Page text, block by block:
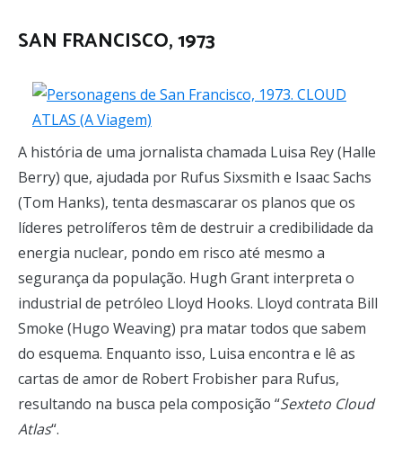
SAN FRANCISCO, 1973
A história de uma jornalista chamada Luisa Rey (Halle
Berry) que, ajudada por Rufus Sixsmith e Isaac Sachs
(Tom Hanks), tenta desmascarar os planos que os
líderes petrolíferos têm de destruir a credibilidade da
energia nuclear, pondo em risco até mesmo a
segurança da população. Hugh Grant interpreta o
industrial de petróleo Lloyd Hooks. Lloyd contrata Bill
Smoke (Hugo Weaving) pra matar todos que sabem
do esquema. Enquanto isso, Luisa encontra e lê as
cartas de amor de Robert Frobisher para Rufus,
resultando na busca pela composição “Sexteto Cloud
Atlas“.